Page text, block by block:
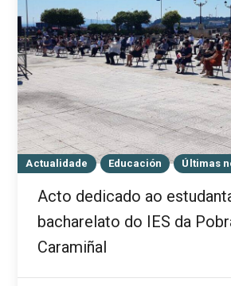
Actualidade Educación Últimas
Acto dedicado ao
bacharelato do IES da
Caramiñal